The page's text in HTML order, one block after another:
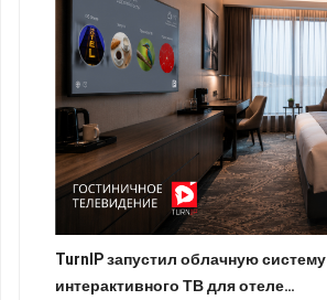
TurnIP запустил облачную систему
интерактивного ТВ для отеле…